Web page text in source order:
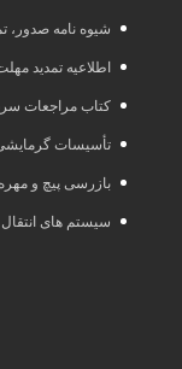
شیوه نامه صدور،
اطلاعیه تمدید
کتاب مراجعات
تأسیسات
بازرسی پیچ و مهره
سیستم های